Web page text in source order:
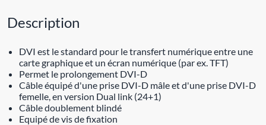
Description
DVI est le standard pour le transfert numérique entre une
carte graphique et un écran numérique (par ex. TFT)
Permet le prolongement DVI-D
Câble équipé d'une prise DVI-D mâle et d'une prise DVI-D
femelle, en version Dual link (24+1)
Câble doublement blindé
Equipé de vis de fixation